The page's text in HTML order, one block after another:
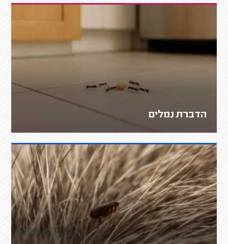
הדברת נמלים